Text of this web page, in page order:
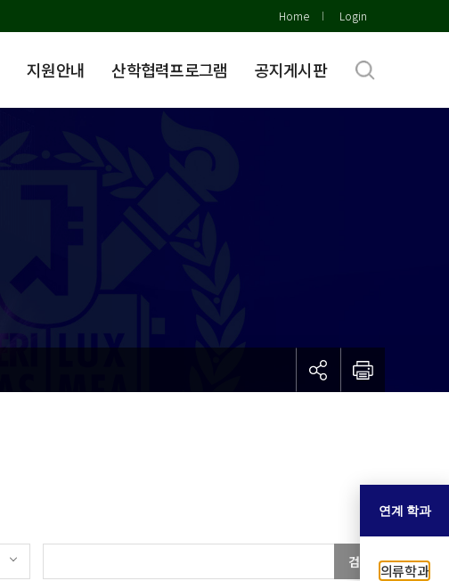
Home Login
지원안내 산학협력프로그램 공지게시판
검색
연계 학과
의류학과